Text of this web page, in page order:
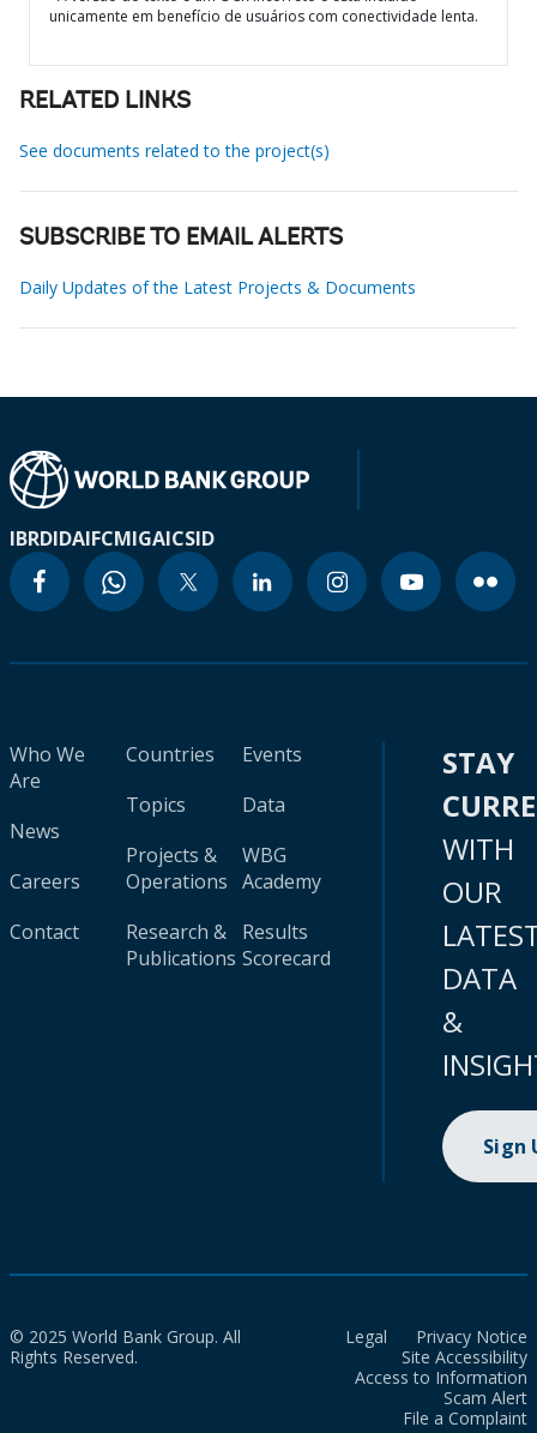
unicamente em benefício de usuários com conectividade lenta.
RELATED LINKS
See documents related to the project(s)
SUBSCRIBE TO EMAIL ALERTS
Daily Updates of the Latest Projects & Documents
IBRDIDAIFCMIGAICSID
Who We
Are
News
Careers
Contact
Countries
Topics
Projects &
Operations
Research &
Publications
Events
Data
WBG
Academy
Results
Scorecard
STAY
WITH
OUR
DATA
&
Sign
© 2025 World Bank Group. All
Rights Reserved.
Legal
Privacy Notice
Site Accessibility
Access to Information
Scam Alert
File a Complaint